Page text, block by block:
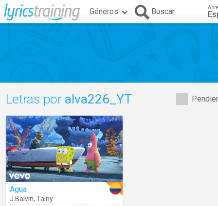
Géneros Buscar
Letras por alva226_YT
Agua
J Balvin, Tainy